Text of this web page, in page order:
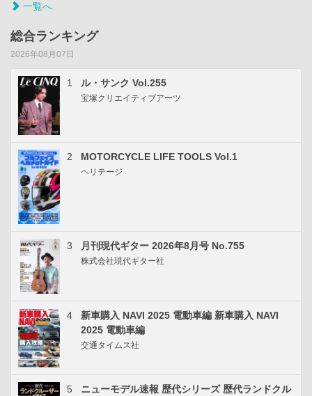
一覧へ
総合ランキング
2026年08月07日
1 ル・サンク Vol.255
宝塚クリエイティブアーツ
2 MOTORCYCLE LIFE TOOLS Vol.1
ヘリテージ
3 月刊現代ギター 2026年8月号 No.755
株式会社現代ギター社
4
新車購入 NAVI 2025 電動車編 新車購入 NAVI
2025 電動車編
交通タイムス社
5
ニューモデル速報 歴代シリーズ 歴代ランドクル